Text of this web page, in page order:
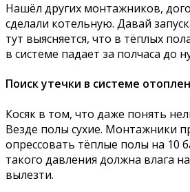
Нашёл других монтажников,
сделали котельную. Давай
тут выясняется, что в тёплых
в системе падает за полчаса до
Поиск утечки в системе
Косяк в том, что даже понять
Везде полы сухие. Монтажники
опрессовать тёплые полы на 10
такого давления должна влага
вылезти.